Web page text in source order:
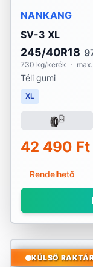
NANKANG
SV-3 XL
245/40R18
730 kg/kerék ·
Téli gumi
XL
42 490 Ft
Rendelhető
KÜLSŐ